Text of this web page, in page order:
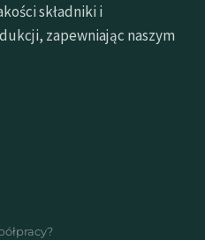
składniki i
zapewniając naszym